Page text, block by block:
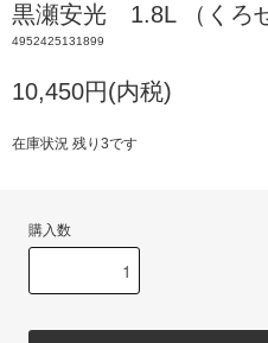
黒瀬安光 1.8L （くろ
4952425131899
10,450円(内税)
在庫状況 残り3です
購入数